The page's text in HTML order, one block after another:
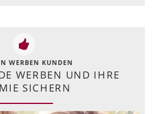
WERBEN KUNDEN
WERBEN UND IHRE
SICHERN